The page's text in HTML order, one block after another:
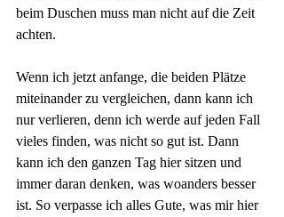
beim Duschen muss man nicht auf die Zeit
achten.
Wenn ich jetzt anfange, die beiden Plätze
miteinander zu vergleichen, dann kann ich
nur verlieren, denn ich werde auf jeden Fall
vieles finden, was nicht so gut ist. Dann
kann ich den ganzen Tag hier sitzen und
immer daran denken, was woanders besser
ist. So verpasse ich alles Gute, was mir hier